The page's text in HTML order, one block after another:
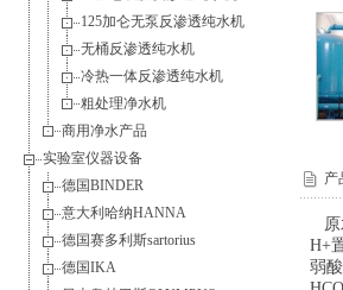
125加仑无泵反渗透纯水机
无桶反渗透纯水机
冷热一体反渗透纯水机
粗处理净水机
商用净水产品
实验室仪器设备
德国BINDER
意大利哈纳HANNA
德国赛多利斯sartorius
德国IKA
产
H+
弱